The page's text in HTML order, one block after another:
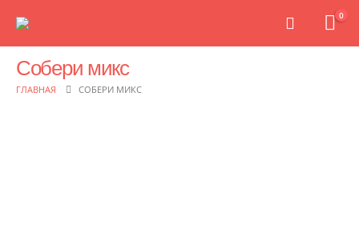
0
Собери микс
ГЛАВНАЯ СОБЕРИ МИКС